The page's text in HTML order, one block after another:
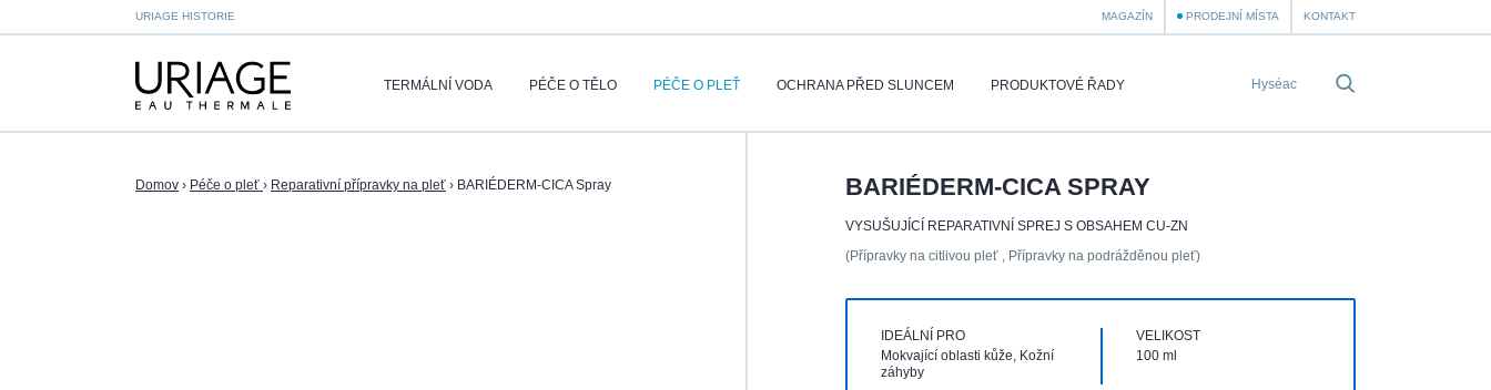
URIAGE HISTORIE MAGAZÍN PRODEJNÍ MÍSTA KONTAKT
TERMÁLNÍ VODA PÉČE O TĚLO PÉČE O PLEŤ OCHRANA PŘED SLUNCEM PRODUKTOVÉ ŘADY
Domov › Péče o pleť › Reparativní přípravky na pleť › BARIÉDERM-CICA Spray BARIÉDERM-CICA SPRAY
VYSUŠUJÍCÍ REPARATIVNÍ SPREJ S OBSAHEM CU-ZN
(Přípravky na citlivou pleť , Přípravky na podrážděnou pleť)
IDEÁLNÍ PRO
Mokvající oblasti kůže, Kožní
záhyby
VELIKOST
100 ml